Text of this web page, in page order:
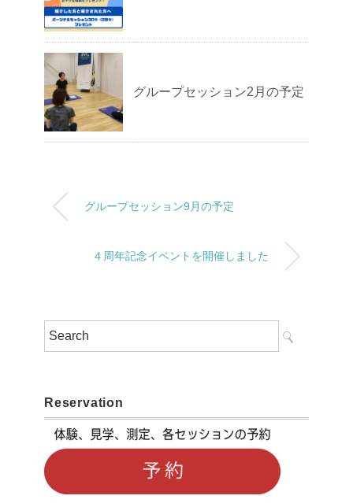
グループセッション2月の予定
グループセッション9月の予定
４周年記念イベントを開催しました
Reservation